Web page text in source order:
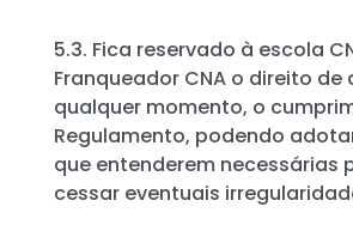
5.3. Fica reservado à escola
Franqueador CNA o direito de
qualquer momento, o
Regulamento, podendo
que entenderem necessárias
cessar eventuais